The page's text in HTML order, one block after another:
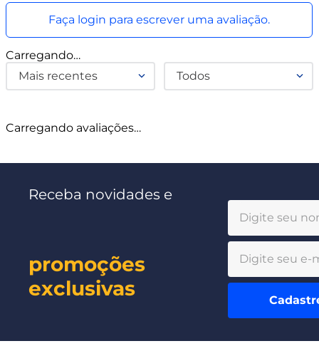
Carregando…
Faça login para escrever uma avaliação.
Mais recentes Todos
Carregando avaliações…
Receba novidades e
promoções
exclusivas